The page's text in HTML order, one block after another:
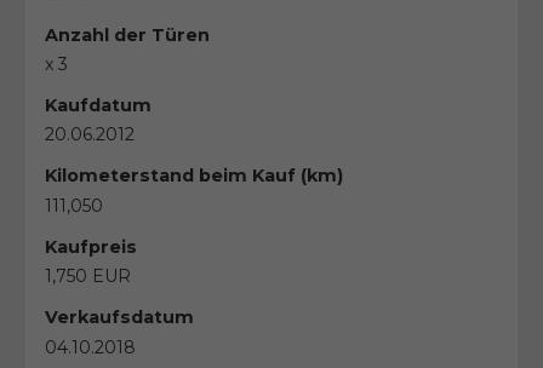
Anzahl der Türen
x 3
Kaufdatum
20.06.2012
Kilometerstand beim Kauf (km)
111,050
Kaufpreis
1,750 EUR
Verkaufsdatum
04.10.2018